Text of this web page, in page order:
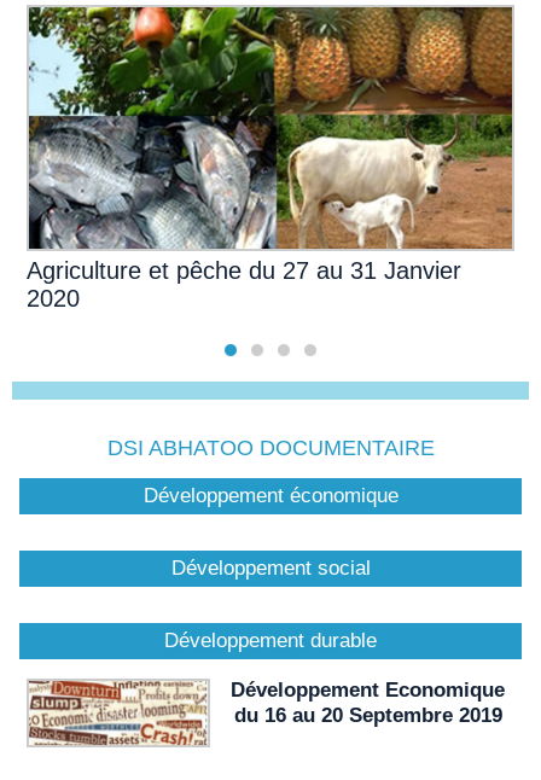
Agriculture et pêche du 27 au 31 Janvier
2020
DSI ABHATOO DOCUMENTAIRE
Développement économique
Développement social
Développement durable
Développement Economique
du 16 au 20 Septembre 2019